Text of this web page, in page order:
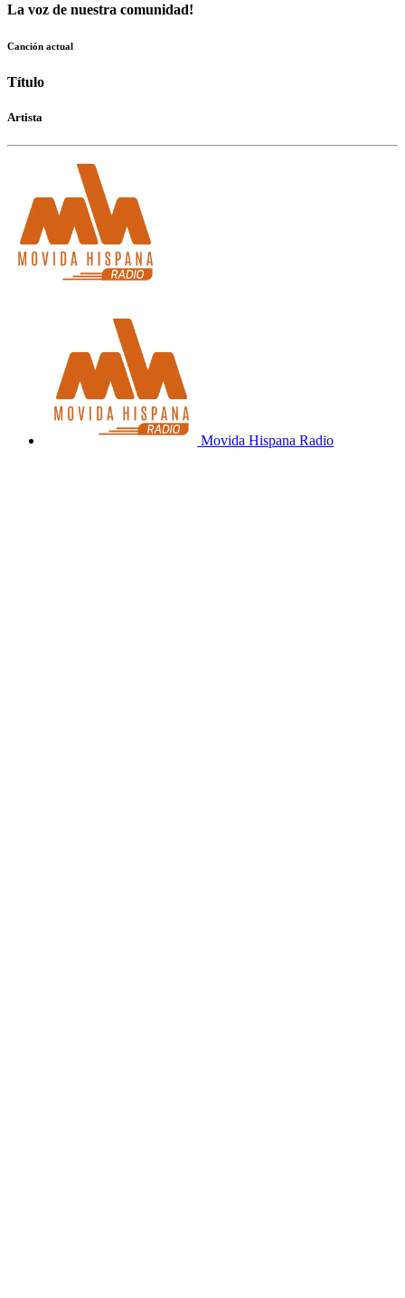
La voz de nuestra comunidad!
Canción actual
Título
Artista
Movida Hispana Radio